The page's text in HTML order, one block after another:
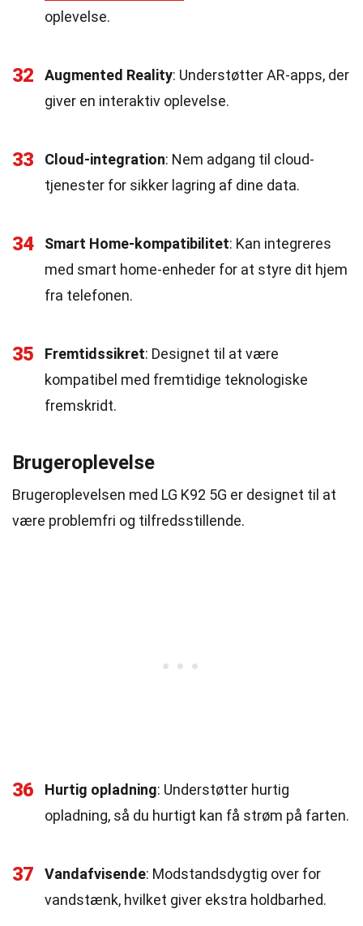
oplevelse.
32 Augmented Reality: Understøtter AR-apps, der
giver en interaktiv oplevelse.
33 Cloud-integration: Nem adgang til cloud-
tjenester for sikker lagring af dine data.
34 Smart Home-kompatibilitet: Kan integreres
med smart home-enheder for at styre dit hjem
fra telefonen.
35 Fremtidssikret: Designet til at være
kompatibel med fremtidige teknologiske
fremskridt.
Brugeroplevelse
Brugeroplevelsen med LG K92 5G er designet til at
være problemfri og tilfredsstillende.
36 Hurtig opladning: Understøtter hurtig
opladning, så du hurtigt kan få strøm på farten.
37 Vandafvisende: Modstandsdygtig over for
vandstænk, hvilket giver ekstra holdbarhed.